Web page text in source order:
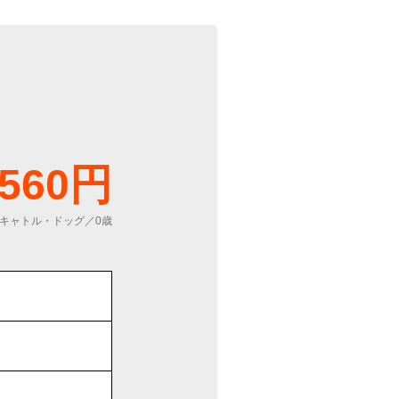
円
ャトル・ドッグ／0歳